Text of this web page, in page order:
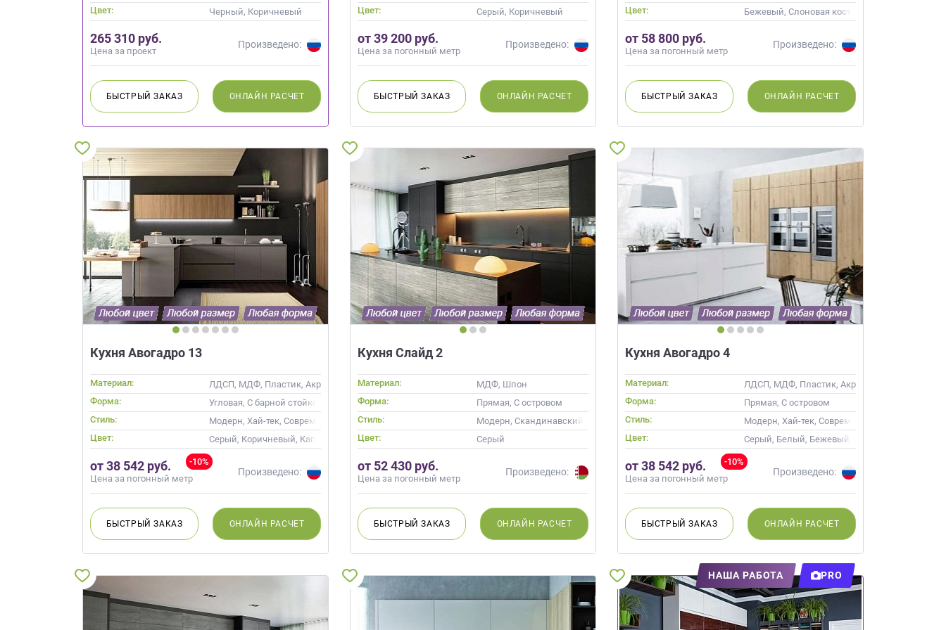
Цвет:
Черный, Коричневый
265 310 руб.
Цена за проект
Произведено:
БЫСТРЫЙЗАКАЗ ОНЛАЙН РАСЧЕТ
Цвет:
Серый, Коричневый
от 39 200 руб.
Цена за погонный метр
Произведено:
БЫСТРЫЙЗАКАЗ ОНЛАЙН РАСЧЕТ
Цвет:
Бежевый, Слоновая кость
от 58 800 руб.
Цена за погонный метр
Произведено:
БЫСТРЫЙЗАКАЗ ОНЛАЙН РАСЧЕТ
Кухня Авогадро 13
Материал:
ЛДСП, МДФ, Пластик, Акрил, Alvic / УФ лак, Эмаль, Шпон
Форма:
Угловая, С барной стойкой
Стиль:
Модерн, Хай-тек, Современные
Цвет:
Серый, Коричневый, Капучино
-10%
от 38 542 руб.
Цена за погонный метр
Произведено:
БЫСТРЫЙЗАКАЗ ОНЛАЙН РАСЧЕТ
Кухня Слайд 2
Материал:
МДФ, Шпон
Форма:
Прямая, С островом
Стиль:
Модерн, Скандинавский, Хай-тек, Современные
Цвет:
Серый
от 52 430 руб.
Цена за погонный метр
Произведено:
БЫСТРЫЙЗАКАЗ ОНЛАЙН РАСЧЕТ
Кухня Авогадро 4
Материал:
ЛДСП, МДФ, Пластик, Акрил, Alvic / УФ лак,
Форма:
Прямая, С островом
Стиль:
Модерн, Хай-тек, Современные
Цвет:
Серый, Белый, Бежевый, Слоновая кость,
-10%
от 38 542 руб.
Цена за погонный метр
Произведено:
БЫСТРЫЙЗАКАЗ ОНЛАЙН РАСЧЕТ
НАША РАБОТА PRO